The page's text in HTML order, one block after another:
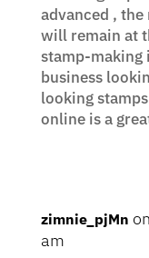
advanced ,
will remain at
stamp-making
business
looking
online is a
zimnie_pjMn
am